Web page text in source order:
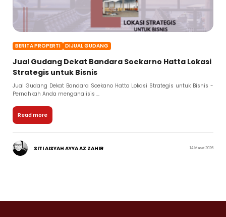
BERITA PROPERTI DIJUAL GUDANG
Jual Gudang Dekat Bandara Soekarno Hatta Lokasi
Strategis untuk Bisnis
Jual Gudang Dekat Bandara Soekano Hatta Lokasi Strategis untuk Bisnis -
Pernahkah Anda menganalisis ...
Read more
SITI AISYAH AYYA AZ ZAHIR 14 Maret 2026